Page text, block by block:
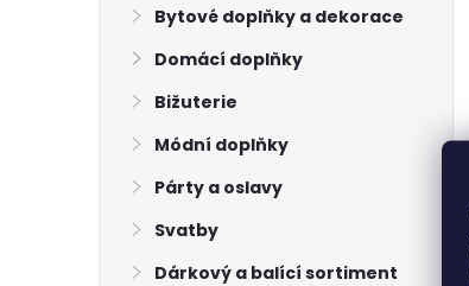
Bytové doplňky a dekorace
Domácí doplňky
Bižuterie
Módní doplňky
Párty a oslavy
Svatby
Dárkový a balící sortiment